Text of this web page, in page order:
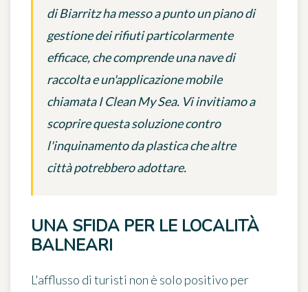
di Biarritz ha messo a punto un piano di
gestione dei rifiuti particolarmente
efficace, che comprende una nave di
raccolta e un'applicazione mobile
chiamata I Clean My Sea. Vi invitiamo a
scoprire questa soluzione contro
l'inquinamento da plastica che altre
città potrebbero adottare.
UNA SFIDA PER LE LOCALITÀ
BALNEARI
L'afflusso di turisti non è solo positivo per